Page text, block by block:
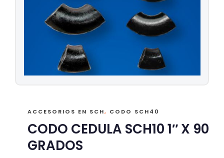
ACCESORIOS EN SCH, CODO SCH40
CODO CEDULA SCH10 1″ X 90
GRADOS